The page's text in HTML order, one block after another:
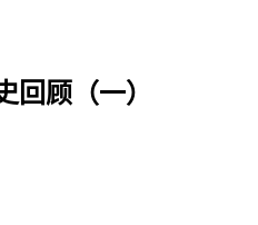
回顾（一）